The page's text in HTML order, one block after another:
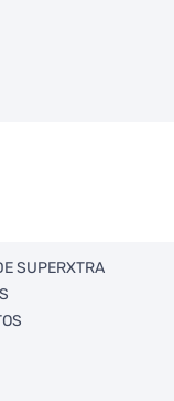
SUPERXTRA
Nosotros
Únicas
envios y retorno